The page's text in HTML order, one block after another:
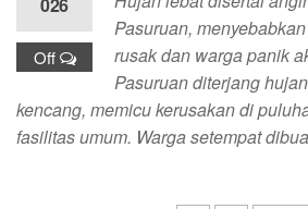
Off
Pasuruan,
rusak dan warga panik
Pasuruan diterjang
kencang, memicu kerusakan di
fasilitas umum. Warga setempat